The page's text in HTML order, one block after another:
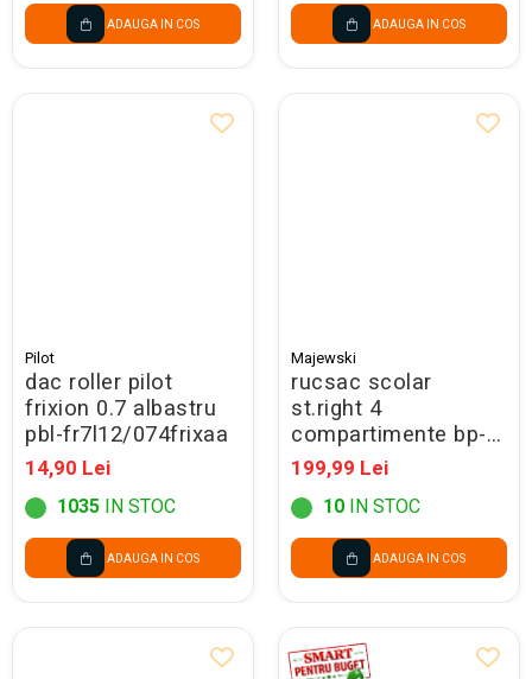
ADAUGA IN COS ADAUGA IN COS
Pilot
dac roller pilot
frixion 0.7 albastru
pbl-fr7l12/074frixaa
14,90 Lei
1035 IN STOC
ADAUGA IN COS
Majewski
rucsac scolar
st.right 4
compartimente bp-
01 black cat 697142
199,99 Lei
10 IN STOC
ADAUGA IN COS